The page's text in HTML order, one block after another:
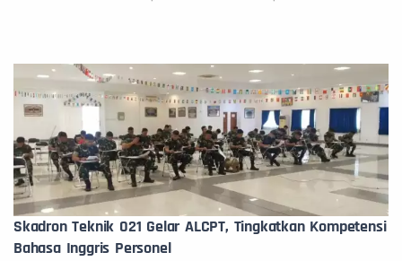
Skadron Teknik 021 Gelar ALCPT, Tingkatkan Kompetensi
Bahasa Inggris Personel